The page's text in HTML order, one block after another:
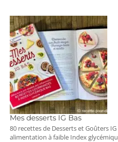
Mes desserts IG Bas
80 recettes de Desserts et Goûters
alimentation à faible Index